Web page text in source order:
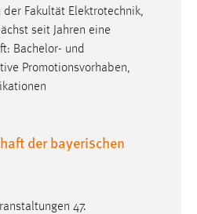
Fakultät Elektrotechnik,
seit Jahren eine
: Bachelor- und
Promotionsvorhaben,
der bayerischen
47.